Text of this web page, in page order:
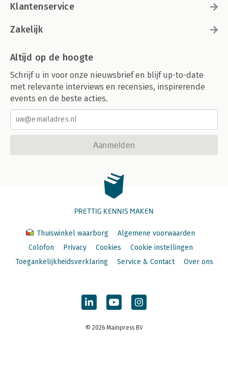
Klantenservice
Zakelijk
Altijd op de hoogte
Schrijf u in voor onze nieuwsbrief en blijf up-to-date
met relevante interviews en recensies, inspirerende
events en de beste acties.
Aanmelden
PRETTIG KENNIS MAKEN
Thuiswinkel waarborg
Algemene voorwaarden
Colofon
Privacy Cookies
Cookie instellingen
Toegankelijkheidsverklaring
Service & Contact Over ons
© 2026 Mainpress BV